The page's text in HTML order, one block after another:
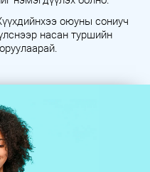
оюуны сониуч
насан туршийн